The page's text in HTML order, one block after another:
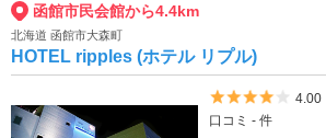
函館市民会館から4.4km
北海道 函館市大森町
HOTEL ripples (ホテル リプル)
5つ
4.00
口コミ - 件